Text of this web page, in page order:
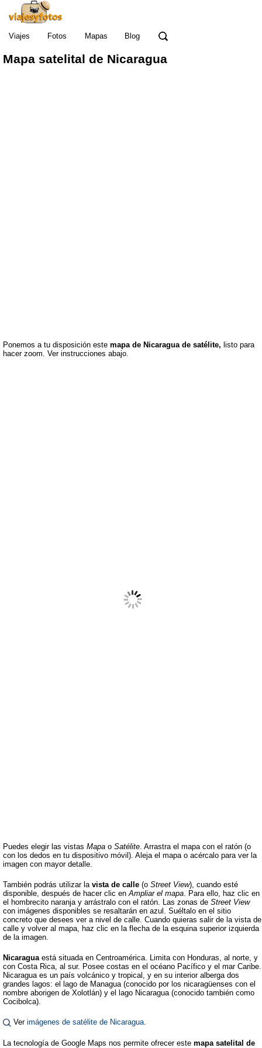
Viajes Fotos Mapas Blog
Mapa satelital de Nicaragua
Ponemos a tu disposición este mapa de Nicaragua de satélite, listo para
hacer zoom. Ver instrucciones abajo.
Puedes elegir las vistas Mapa o Satélite. Arrastra el mapa con el ratón (o
con los dedos en tu dispositivo móvil). Aleja el mapa o acércalo para ver la
imagen con mayor detalle.
También podrás utilizar la vista de calle (o Street View), cuando esté
disponible, después de hacer clic enAmpliar el mapa. Para ello, haz clic en
el hombrecito naranja y arrástralo con el ratón. Las zonas de Street View
con imágenes disponibles se resaltarán en azul. Suéltalo en el sitio
concreto que desees ver a nivel de calle. Cuando quieras salir de la vista de
calle y volver al mapa, haz clic en la flecha de la esquina superior izquierda
de la imagen.
Nicaraguaestá situada en Centroamérica. Limita con Honduras, al norte, y
con Costa Rica, al sur. Posee costas en el océano Pacífico y el mar Caribe.
Nicaragua es un país volcánico y tropical, y en su interior alberga dos
grandes lagos: el lago de Managua (conocido por los nicaragüenses con el
nombre aborigen de Xolotlán) y el lago Nicaragua (conocido también como
Cocibolca).
Ver imágenes de satélite de Nicaragua.
La tecnología de Google Maps nos permite ofrecer este mapa satelital de